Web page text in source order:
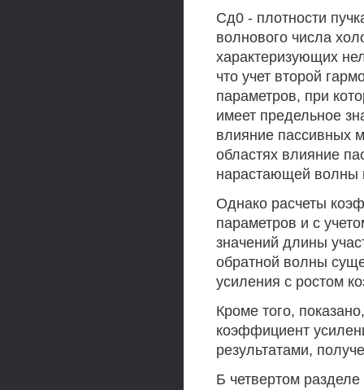
Сд0 - плотности
волнового числа
характеризующих
что учет второй
параметров, при
имеет предельное
влияние пассивных
областях влияние
нарастающей волны
Однако расчеты
параметров и с
значений длины
обратной волны
усиления с ростом
Кроме того,
коэффициент
результатами,
Б четвертом